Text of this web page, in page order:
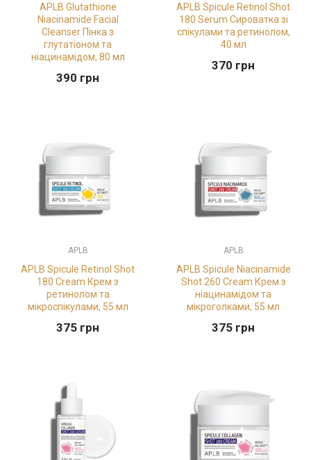
APLB Glutathione
Niacinamide Facial
Cleanser Пінка з
глутатіоном та
ніацинамідом, 80 мл
390 грн
APLB Spicule Retinol Shot
180 Serum Сироватка зі
спікулами та ретинолом,
40 мл
370 грн
APLB
APLB Spicule Retinol Shot
180 Cream Крем з
ретинолом та
мікроспікулами, 55 мл
375 грн
APLB
APLB Spicule Niacinamide
Shot 260 Cream Крем з
ніацинамідом та
мікроголками, 55 мл
375 грн